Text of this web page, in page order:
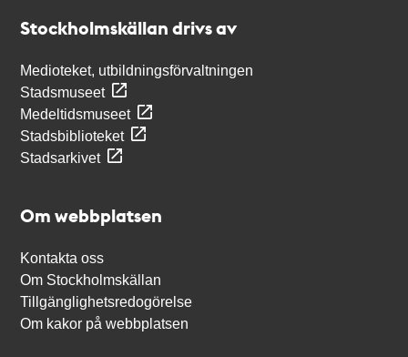
Stockholmskällan drivs av
Medioteket, utbildningsförvaltningen
Stadsmuseet
Medeltidsmuseet
Stadsbiblioteket
Stadsarkivet
Om webbplatsen
Kontakta oss
Om Stockholmskällan
Tillgänglighetsredogörelse
Om kakor på webbplatsen